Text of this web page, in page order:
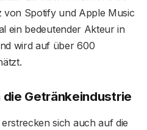
Spotify und Apple Music
ein bedeutender Akteur in
wird auf über 600
die Getränkeindustrie
sich auch auf die